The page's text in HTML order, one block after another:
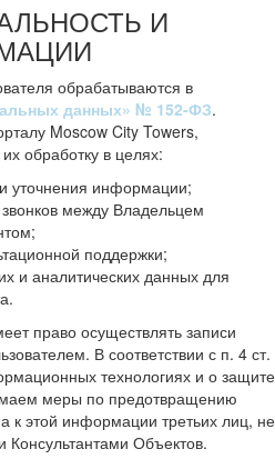
И
обрабатываются в
данных» № 152-ФЗ.
Moscow City Towers,
обработку в целях:
уточнения информации;
между Владельцем
поддержки;
и аналитических данных для
право осуществлять записи
В соответствии с п. 4 ст.
технологиях и о защите
меры по предотвращению
к этой информации третьих лиц, не
Объектов.